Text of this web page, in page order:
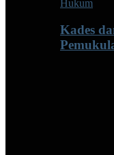
Hukum
Kades